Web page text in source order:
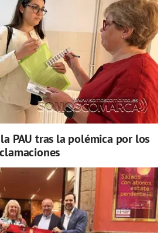
PAU tras la polémica por los